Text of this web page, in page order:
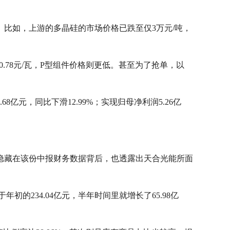
如，上游的多晶硅的市场价格已跌至仅3万元/吨，
元/瓦，P型组件价格则更低。甚至为了抢单，以
亿元，同比下滑12.99%；实现归母净利润5.26亿
在该份中报财务数据背后，也透露出天合光能所面
初的234.04亿元，半年时间里就增长了65.98亿